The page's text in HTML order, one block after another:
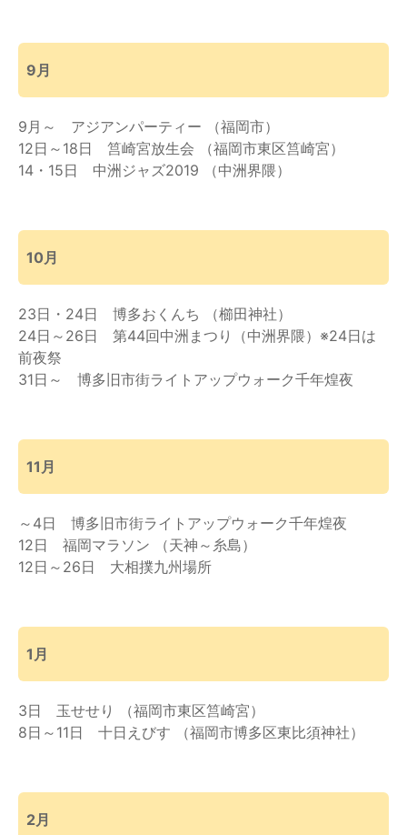
9月
9月～ アジアンパーティー （福岡市）
12日～18日 筥崎宮放生会 （福岡市東区筥崎宮）
14・15日 中洲ジャズ2019 （中洲界隈）
10月
23日・24日 博多おくんち （櫛田神社）
24日～26日 第44回中洲まつり（中洲界隈）※24日は
前夜祭
31日～ 博多旧市街ライトアップウォーク千年煌夜
11月
～4日 博多旧市街ライトアップウォーク千年煌夜
12日 福岡マラソン （天神～糸島）
12日～26日 大相撲九州場所
1月
3日 玉せせり （福岡市東区筥崎宮）
8日～11日 十日えびす （福岡市博多区東比須神社）
2月